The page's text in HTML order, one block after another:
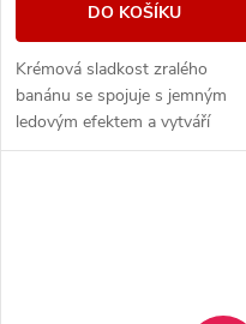
DO KOŠÍKU
Krémová sladkost zralého
banánu se spojuje s jemným
ledovým efektem a vytváří
hladkou, osvěžující chuť s